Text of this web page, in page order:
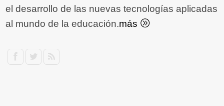
el desarrollo de las nuevas tecnologías aplicadas
al mundo de la educación.más